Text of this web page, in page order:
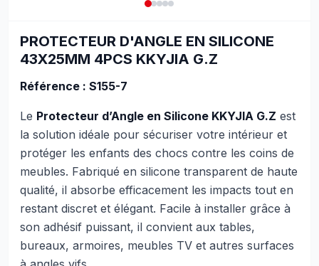
PROTECTEUR D'ANGLE EN SILICONE
43X25MM 4PCS KKYJIA G.Z
Référence : S155-7
Le Protecteur d’Angle en Silicone KKYJIA G.Z est
la solution idéale pour sécuriser votre intérieur et
protéger les enfants des chocs contre les coins de
meubles. Fabriqué en silicone transparent de haute
qualité, il absorbe efficacement les impacts tout en
restant discret et élégant. Facile à installer grâce à
son adhésif puissant, il convient aux tables,
bureaux, armoires, meubles TV et autres surfaces